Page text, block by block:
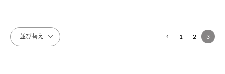
並び替え 1 2 3